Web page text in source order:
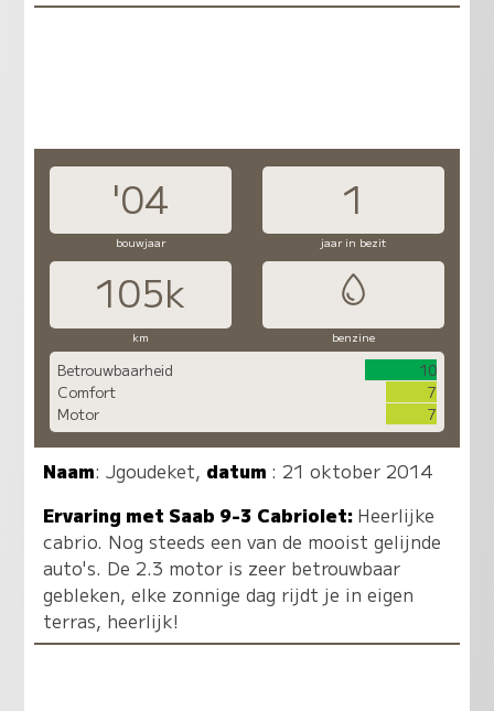
'04 1
bouwjaar jaar in bezit
105k
km benzine
Betrouwbaarheid
10
Comfort
7
Motor
7
Naam:Jgoudeket, datum : 21 oktober 2014
Ervaring met Saab 9-3 Cabriolet: Heerlijke
cabrio. Nog steeds een van de mooist gelijnde
auto's. De 2.3 motor is zeer betrouwbaar
gebleken, elke zonnige dag rijdt je in eigen
terras, heerlijk!